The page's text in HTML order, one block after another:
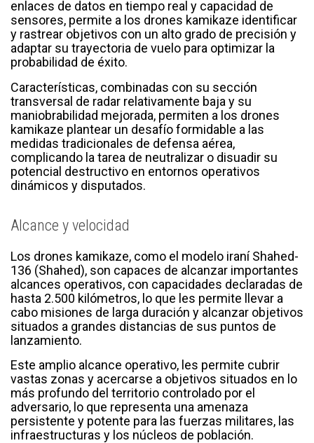
enlaces de datos en tiempo real y capacidad de
sensores, permite a los drones kamikaze identificar
y rastrear objetivos con un alto grado de precisión y
adaptar su trayectoria de vuelo para optimizar la
probabilidad de éxito.
Características, combinadas con su sección
transversal de radar relativamente baja y su
maniobrabilidad mejorada, permiten a los drones
kamikaze plantear un desafío formidable a las
medidas tradicionales de defensa aérea,
complicando la tarea de neutralizar o disuadir su
potencial destructivo en entornos operativos
dinámicos y disputados.
Alcance y velocidad
Los drones kamikaze, como el modelo iraní Shahed-
136 (Shahed), son capaces de alcanzar importantes
alcances operativos, con capacidades declaradas de
hasta 2.500 kilómetros, lo que les permite llevar a
cabo misiones de larga duración y alcanzar objetivos
situados a grandes distancias de sus puntos de
lanzamiento.
Este amplio alcance operativo, les permite cubrir
vastas zonas y acercarse a objetivos situados en lo
más profundo del territorio controlado por el
adversario, lo que representa una amenaza
persistente y potente para las fuerzas militares, las
infraestructuras y los núcleos de población.